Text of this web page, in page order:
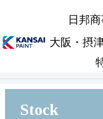
日邦
大阪・摂
Stock